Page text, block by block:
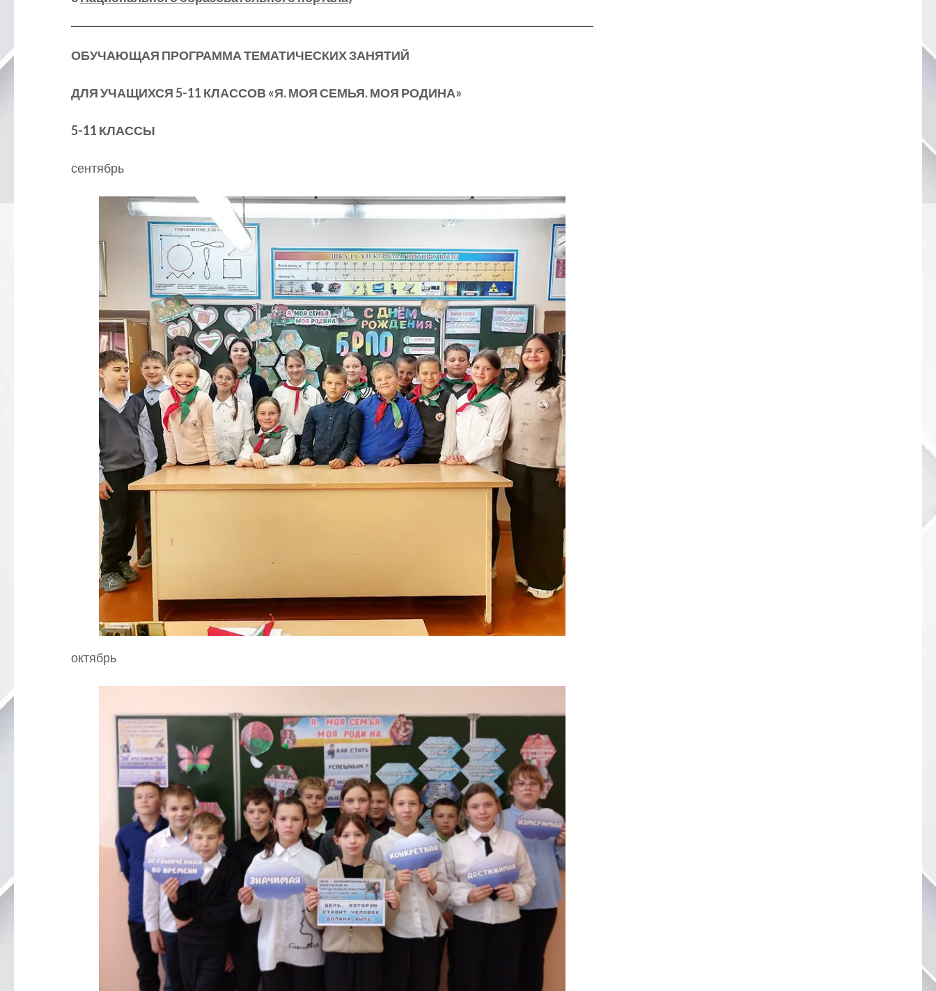
ОБУЧАЮЩАЯ ПРОГРАММА ТЕМАТИЧЕСКИХ ЗАНЯТИЙ
ДЛЯ УЧАЩИХСЯ5-11 КЛАССОВ «Я. МОЯ СЕМЬЯ. МОЯ РОДИНА»
5-11 КЛАССЫ
сентябрь
октябрь